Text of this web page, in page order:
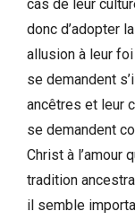
cas de leur
donc d’adopter
allusion à leur
se demandent
ancêtres et leur
se demandent
Christ à l’amour
tradition
il semble